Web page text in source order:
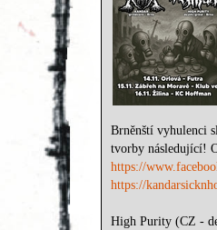
Brněnští vyhulenci
tvorby následující!
https://
https://
High Purity (CZ -